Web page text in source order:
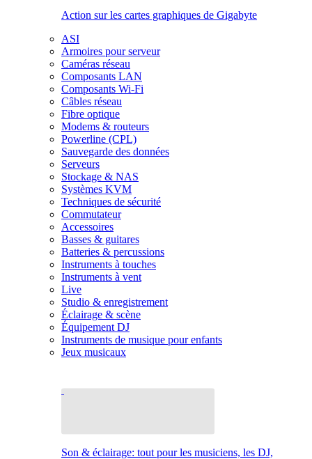
Action sur les cartes graphiques de Gigabyte
ASI
Armoires pour serveur
Caméras réseau
Composants LAN
Composants Wi-Fi
Câbles réseau
Fibre optique
Modems & routeurs
Powerline (CPL)
Sauvegarde des données
Serveurs
Stockage & NAS
Systèmes KVM
Techniques de sécurité
Commutateur
Accessoires
Basses & guitares
Batteries & percussions
Instruments à touches
Instruments à vent
Live
Studio & enregistrement
Éclairage & scène
Équipement DJ
Instruments de musique pour enfants
Jeux musicaux
Son & éclairage: tout pour les musiciens, les DJ,